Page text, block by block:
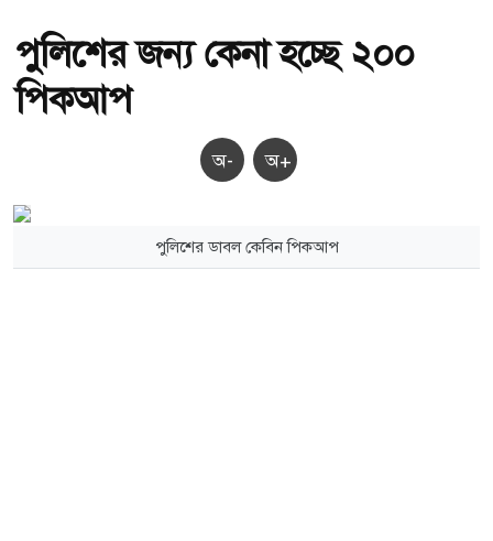
পুলিশের জন্য কেনা হচ্ছে ২০০
পিকআপ
অ- অ+
পুলিশের ডাবল কেবিন পিকআপ